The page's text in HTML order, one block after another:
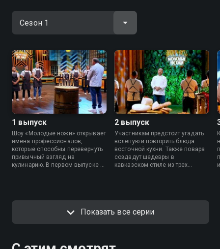
1 выпуск
Шоу «Молодые ножи» открывает
имена профессионалов,
которые способны перевернуть
привычный взгляд на
кулинарию. В первом выпуске —
от Константина Ивлева —
определить вслепую блюдо
Дюжева блюдо с
2 выпуск
Участникам предстоит угадать
вслепую и повторить блюда
восточной кухни. Также повара
создадут шедевры в
кавказском стиле из трех
финального испытания будет
Показать все серии